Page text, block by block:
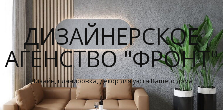
ДИЗАЙНЕРСКОЕ
АГЕНСТВО "ФРОНТ"
Дизайн, планировка, декор для уюта Вашего дома